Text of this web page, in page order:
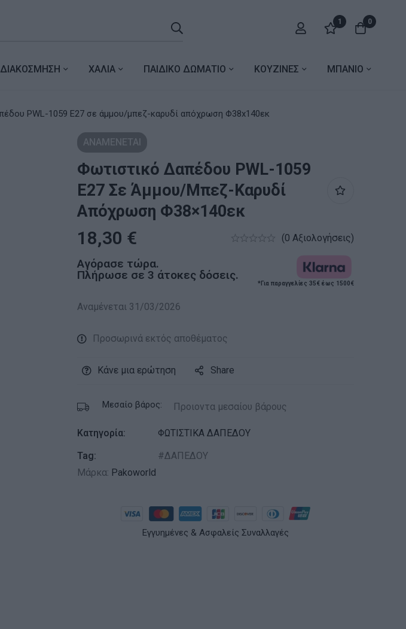
1 0
ΔΙΑΚΟΣΜΗΣΗ ΧΑΛΙΑ ΠΑΙΔΙΚΟ ΔΩΜΑΤΙΟ ΚΟΥΖΙΝΕΣ ΜΠΑΝΙΟ
Φωτιστικό δαπέδου PWL-1059 Ε27 σε άμμου/μπεζ-καρυδί απόχρωση Φ38x140εκ
ΑΝΑΜΕΝΕΤΑΙ
Φωτιστικό Δαπέδου PWL-1059
Ε27 Σε Άμμου/μπεζ-Καρυδί
Απόχρωση Φ38×140εκ
18,30 € (0 Αξιολογήσεις)
Αγόρασε τώρα.
Πλήρωσε σε 3 άτοκες δόσεις.
*Για παραγγελίες 35€ έως 1500€
Αναμένεται 31/03/2026
Προσωρινά εκτός αποθέματος
Κάνε μια ερώτηση Share
Μεσαίο βάρος: Προιοντα μεσαίου βάρους
Κατηγορία:
ΦΩΤΙΣΤΙΚΑ ΔΑΠΕΔΟΥ
Tag:
ΔΑΠΕΔΟΥ
Μάρκα: Pakoworld
Εγγυημένες & Ασφαλείς Συναλλαγές